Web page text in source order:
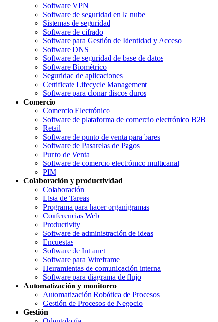
Software VPN
Software de seguridad en la nube
Sistemas de seguridad
Software de cifrado
Software para Gestión de Identidad y Acceso
Software DNS
Software de seguridad de base de datos
Software Biométrico
Seguridad de aplicaciones
Certificate Lifecycle Management
Software para clonar discos duros
Comercio
Comercio Electrónico
Software de plataforma de comercio electrónico B2B
Retail
Software de punto de venta para bares
Software de Pasarelas de Pagos
Punto de Venta
Software de comercio electrónico multicanal
PIM
Colaboración y productividad
Colaboración
Lista de Tareas
Programa para hacer organigramas
Conferencias Web
Productivity
Software de administración de ideas
Encuestas
Software de Intranet
Software para Wireframe
Herramientas de comunicación interna
Software para diagrama de flujo
Automatización y monitoreo
Automatización Robótica de Procesos
Gestión de Procesos de Negocio
Gestión